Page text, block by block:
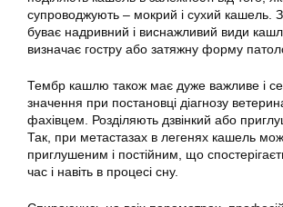
супроводжують – мокрий і сухий кашель.
буває надривний і виснажливий види
визначає гостру або затяжну форму
Тембр кашлю також має дуже важливе і
значення при постановці діагнозу
фахівцем. Розділяють дзвінкий або
Так, при метастазах в легенях кашель
приглушеним і постійним, що
час і навіть в процесі сну.